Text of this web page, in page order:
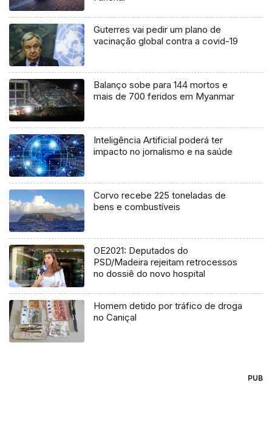
Guterres vai pedir um plano de
vacinação global contra a covid-19
Balanço sobe para 144 mortos e
mais de 700 feridos em Myanmar
Inteligência Artificial poderá ter
impacto no jornalismo e na saúde
Corvo recebe 225 toneladas de
bens e combustíveis
OE2021: Deputados do
PSD/Madeira rejeitam retrocessos
no dossiê do novo hospital
Homem detido por tráfico de droga
no Caniçal
PUB